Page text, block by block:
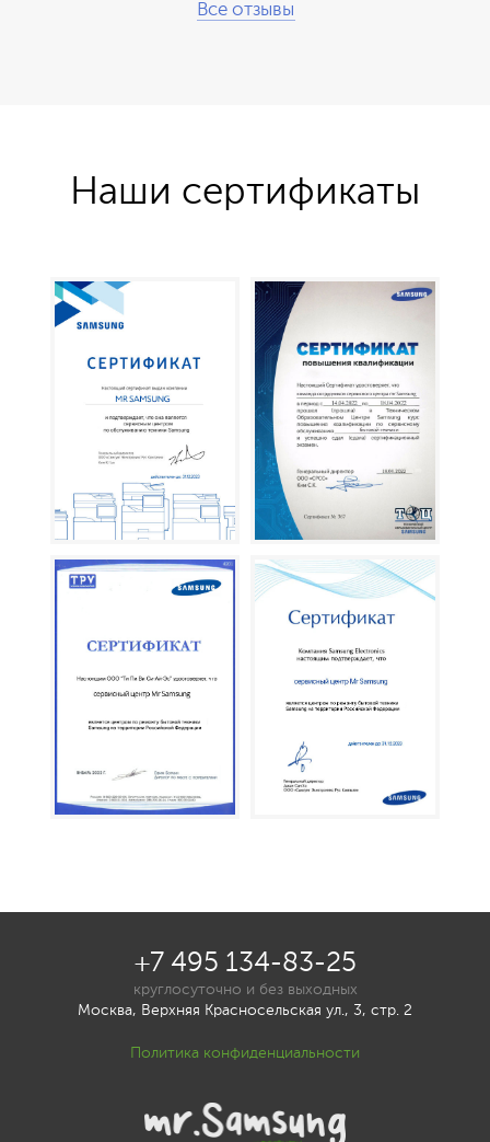
Все отзывы
Наши сертификаты
+7 495 134-83-25
круглосуточно и без выходных
Москва, Верхняя Красносельская ул., 3, стр. 2
Политика конфиденциальности